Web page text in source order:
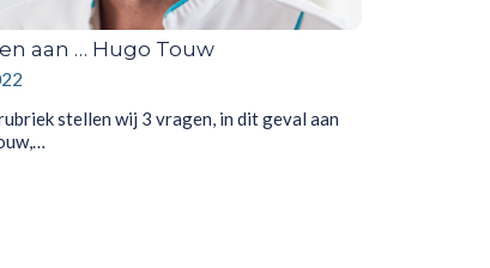
aan … Hugo Touw
stellen wij 3 vragen, in dit geval aan